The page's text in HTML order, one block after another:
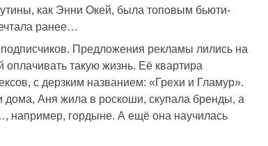
как Энни Окей, была топовым бьюти-
ранее…
Предложения рекламы лились на
оплачивать такую жизнь. Её квартира
с дерзким названием: «Грехи и Гламур».
дома, Аня жила в роскоши, скупала бренды, а
например, гордыне. А ещё она научилась